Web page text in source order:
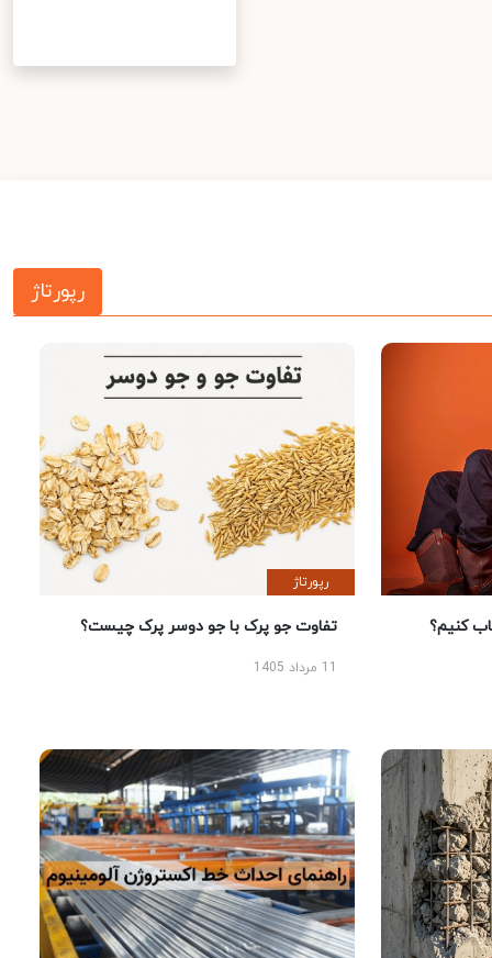
رپورتاژ
کنیم؟
رپورتاژ
تفاوت جو پرک با جو دوسر پرک چیست؟